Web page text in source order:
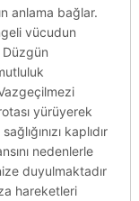
anlama bağlar.
vücudun
Düzgün
yürüyerek
kaplıdır
nedenlerle
duyulmaktadır
hareketleri